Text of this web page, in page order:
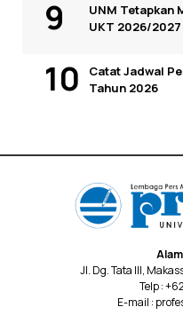
UNM Tetapkan
UKT 2026/2027
Catat Jadwal
Tahun 2026
Jl. Dg. Tata III,
Telp :
E-mail :